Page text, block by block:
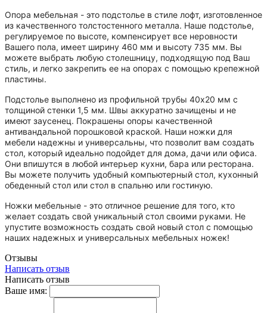
Опора мебельная - это подстолье в стиле лофт, изготовленное
из качественного толстостенного металла. Наше подстолье,
регулируемое по высоте, компенсирует все неровности
Вашего пола, имеет ширину 460 мм и высоту 735 мм. Вы
можете выбрать любую столешницу, подходящую под Ваш
стиль, и легко закрепить ее на опорах с помощью крепежной
пластины.
Подстолье выполнено из профильной трубы 40х20 мм с
толщиной стенки 1,5 мм. Швы аккуратно зачищены и не
имеют заусенец. Покрашены опоры качественной
антивандальной порошковой краской. Наши ножки для
мебели надежны и универсальны, что позволит вам создать
стол, который идеально подойдет для дома, дачи или офиса.
Они впишутся в любой интерьер кухни, бара или ресторана.
Вы можете получить удобный компьютерный стол, кухонный
обеденный стол или стол в спальню или гостиную.
Ножки мебельные - это отличное решение для того, кто
желает создать свой уникальный стол своими руками. Не
упустите возможность создать свой новый стол с помощью
наших надежных и универсальных мебельных ножек!
Отзывы
Написать отзыв
Написать отзыв
Ваше имя: